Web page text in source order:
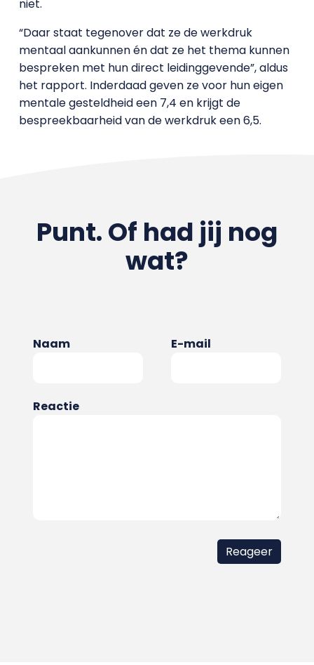
niet.
“Daar staat tegenover dat ze de werkdruk
mentaal aankunnen én dat ze het thema kunnen
bespreken met hun direct leidinggevende”, aldus
het rapport. Inderdaad geven ze voor hun eigen
mentale gesteldheid een 7,4 en krijgt de
bespreekbaarheid van de werkdruk een 6,5.
Punt. Of had jij nog
wat?
Naam E-mail
Reactie